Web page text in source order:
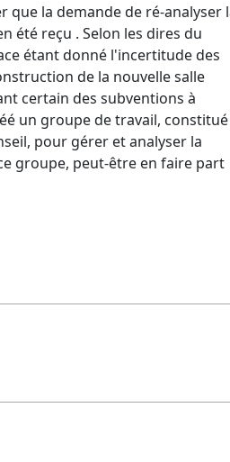
que la demande de ré-analyser
été reçu . Selon les dires du
étant donné l'incertitude des
de la nouvelle salle
certain des subventions à
un groupe de travail, constitué
pour gérer et analyser la
groupe, peut-être en faire part